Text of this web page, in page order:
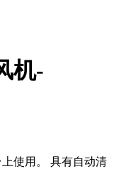
机-
使用。 具有自动清